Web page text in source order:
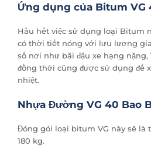
Ứng dụng của Bitum VG
Hầu hết việc sử dụng loại Bitum
có thời tiết nóng với lưu lượng
số nơi như bãi đậu xe hạng
đồng thời cũng được sử dụng để
nhiệt.
Nhựa Đường VG 40 Bao
Đóng gói loại bitum VG này sẽ
180 kg.